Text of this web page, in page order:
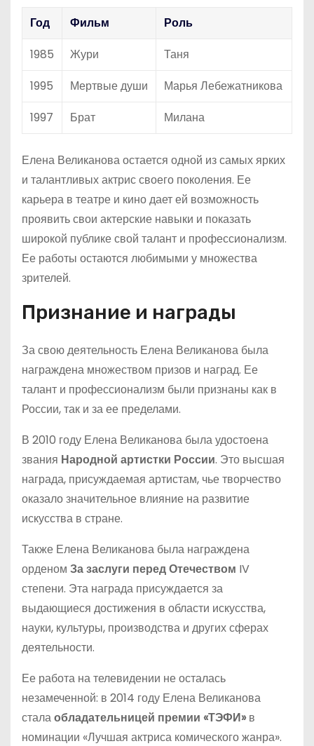
Год Фильм
Роль
1985
Жури
Таня
1995
Мертвые души
Марья Лебежатникова
1997
Брат Милана
Елена Великанова остается одной из самых ярких
и талантливых актрис своего поколения. Ее
карьера в театре и кино дает ей возможность
проявить свои актерские навыки и показать
широкой публике свой талант и профессионализм.
Ее работы остаются любимыми у множества
зрителей.
Признание и награды
За свою деятельность Елена Великанова была
награждена множеством призов и наград. Ее
талант и профессионализм были признаны как в
России, так и за ее пределами.
В 2010 году Елена Великанова была удостоена
звания Народной артистки России. Это высшая
награда, присуждаемая артистам, чье творчество
оказало значительное влияние на развитие
искусства в стране.
Также Елена Великанова была награждена
орденом За заслуги перед Отечеством IV
степени. Эта награда присуждается за
выдающиеся достижения в области искусства,
науки, культуры, производства и других сферах
деятельности.
Ее работа на телевидении не осталась
незамеченной: в 2014 году Елена Великанова
сталаобладательницей премии «ТЭФИ»в
номинации «Лучшая актриса комического жанра».